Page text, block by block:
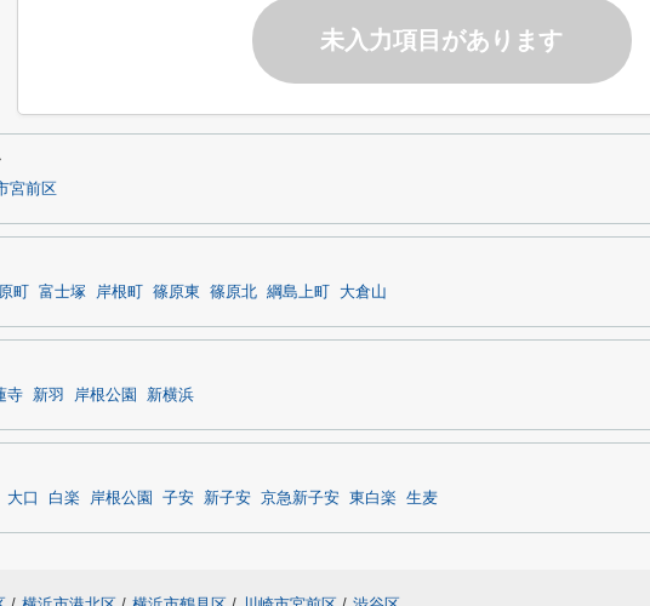
未入力項目があります
宮前区
町 富士塚 岸根町 篠原東 篠原北 綱島上町 大倉山
寺 新羽 岸根公園 新横浜
大口 白楽 岸根公園 子安 新子安 京急新子安 東白楽 生麦